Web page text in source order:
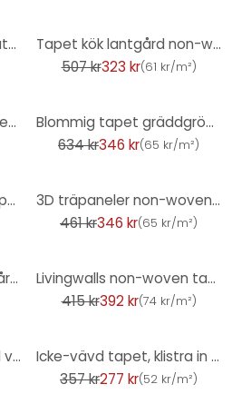
Sten tapet tapet sten utseende 3D non-woven tapet tegelröd beige för vardagsrummet
Tapet kök lantgård non-woven blommig tapet non-woven tapet blomma äng lila vit grön
507 kr323 kr(61 kr/m²)
Romantisk blommig tapet Hållbar non-woven tapet Floral av A.S. Création Rosa Orange 386363
Blommig tapet gräddgrön - non-woven tapet lantgård A.S. Création - matt ljusstrukturerad
634 kr346 kr(65 kr/m²)
Erismann non-woven tapet Code Nature beige
3D träpaneler non-woven tapet - skandinavisk tapet med lameller av A.S. Creation brun svart
461 kr346 kr(65 kr/m²)
Bensinblå vintage lantgård blommig non-woven tapet blommig tapet
Livingwalls non-woven tapet Metropolitan Stories enhetstapet enfärgad Ava New York grön
415 kr392 kr(74 kr/m²)
Blommig tapet lantgård vintage tapet vit grön röd non-woven tapet blommor blommig
Icke-vävd tapet, klistra in väggtapet La Terrasse grön
357 kr277 kr(52 kr/m²)